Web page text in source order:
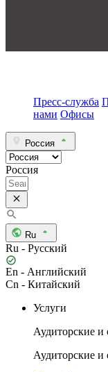
Пресс-служба
нами Офисы
Россия
Россия
Ru
Ru - Русский
En - Английский
Cn - Китайский
Услуги
Аудиторские и
Аудиторские и